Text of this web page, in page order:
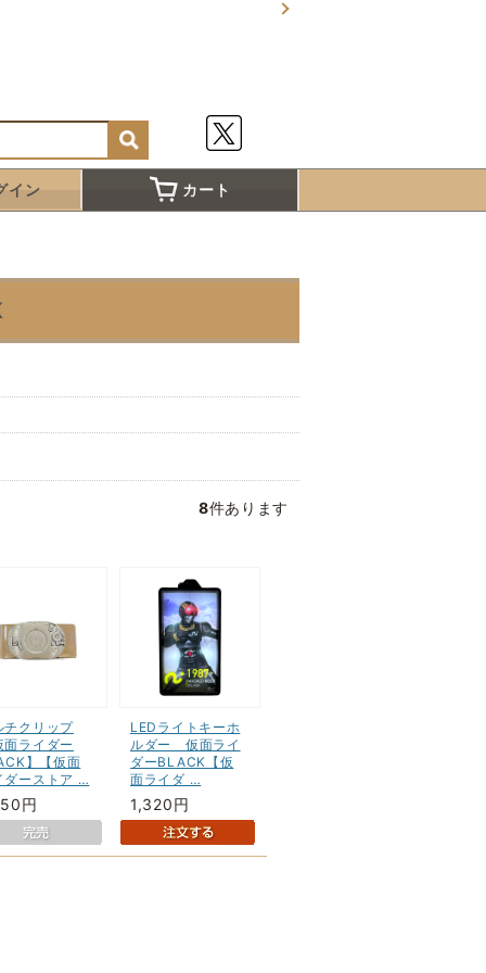
イン カート
8件あります
チクリップ
面ライダー
】【仮面
ダーストア …
円
LEDライトキーホ
ルダー 仮面ライ
ダーBLACK【仮
面ライダ …
1,320円